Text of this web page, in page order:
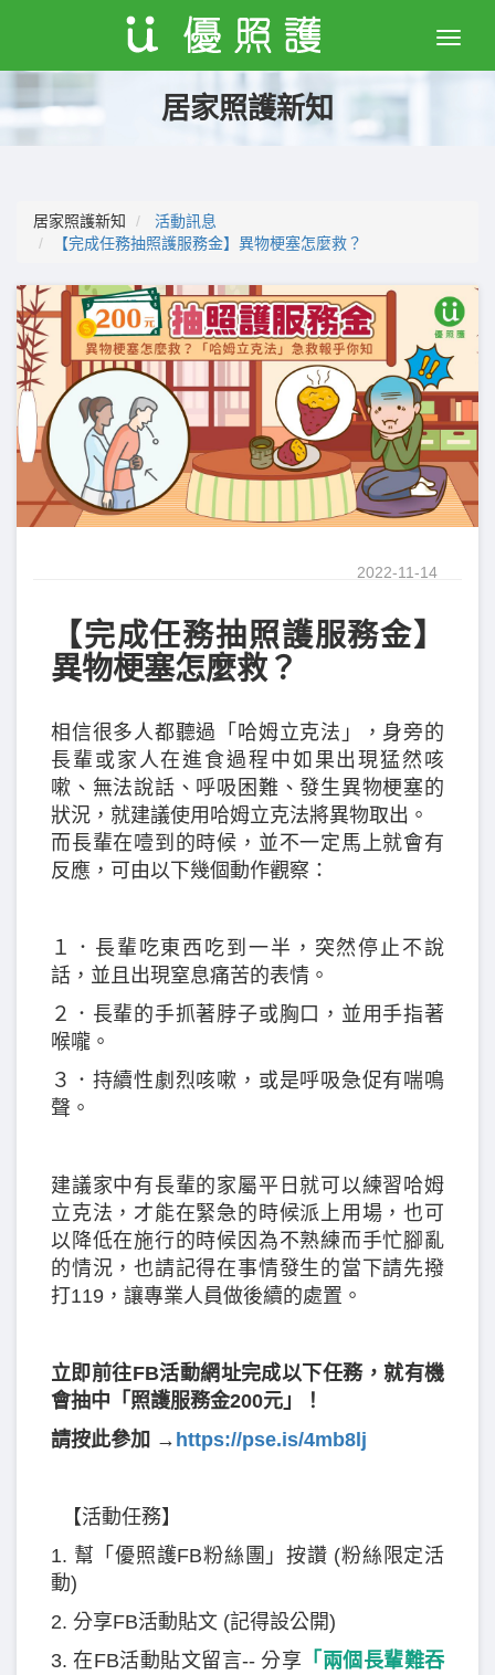
Toggle
居家照護新知
居家照護新知
活動訊息
【完成任務抽照護服務金】異物梗塞怎麼救？
2022-11-14
【完成任務抽照護服務金】
異物梗塞怎麼救？
相信很多人都聽過「哈姆立克法」，身旁的
長輩或家人在進食過程中如果出現猛然咳
嗽、無法說話、呼吸困難、發生異物梗塞的
狀況，就建議使用哈姆立克法將異物取出。
而長輩在噎到的時候，並不一定馬上就會有
反應，可由以下幾個動作觀察：
１．長輩吃東西吃到一半，突然停止不說
話，並且出現窒息痛苦的表情。
２．長輩的手抓著脖子或胸口，並用手指著
喉嚨。
３．持續性劇烈咳嗽，或是呼吸急促有喘鳴
聲。
建議家中有長輩的家屬平日就可以練習哈姆
立克法，才能在緊急的時候派上用場，也可
以降低在施行的時候因為不熟練而手忙腳亂
的情況，也請記得在事情發生的當下請先撥
打119，讓專業人員做後續的處置。
立即前往FB活動網址完成以下任務，就有機
會抽中「照護服務金200元」！
請按此參加 → https://pse.is/4mb8lj
【活動任務】
1. 幫「優照護FB粉絲團」按讚 (粉絲限定活
動)
2. 分享FB活動貼文 (記得設公開)
3. 在FB活動貼文留言-- 分享 「兩個長輩難吞